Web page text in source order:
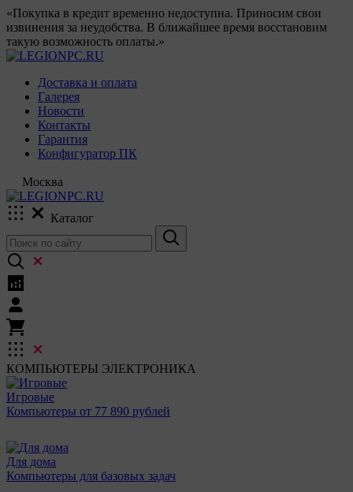
«Покупка в кредит временно недоступна. Приносим свои
извинения за неудобства. В ближайшее время восстановим
такую возможность оплаты.»
Доставка и оплата
Галерея
Новости
Контакты
Гарантия
Конфигуратор ПК
Москва
Каталог
КОМПЬЮТЕРЫ ЭЛЕКТРОНИКА
Игровые
Компьютеры от 77 890 рублей
Для дома
Компьютеры для базовых задач